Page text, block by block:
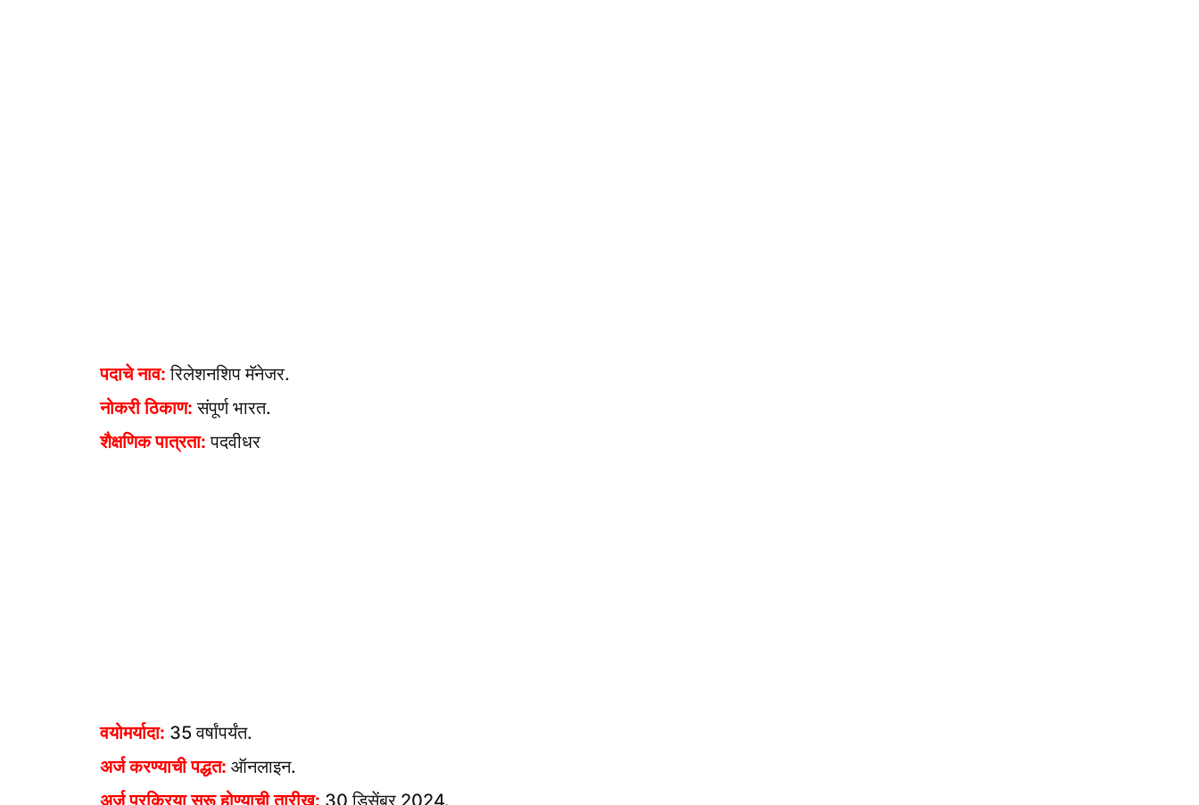
पदाचे नाव: रिलेशनशिप मॅनेजर.
नोकरी ठिकाण: संपूर्ण भारत.
शैक्षणिक पात्रता: पदवीधर
वयोमर्यादा: 35 वर्षांपर्यंत.
अर्ज करण्याची पद्धत: ऑनलाइन.
अर्ज प्रक्रिया सुरू होण्याची तारीख: 30 डिसेंबर 2024.